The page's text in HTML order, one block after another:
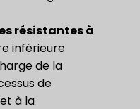
résistantes à
inférieure
de la
de
à la